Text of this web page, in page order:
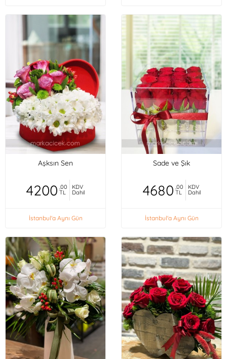
Aşksın Sen
4200 ,00
TL
KDV
Dahil
İstanbul'a Aynı Gün
Sade ve Şık
4680 ,00
TL
KDV
Dahil
İstanbul'a Aynı Gün